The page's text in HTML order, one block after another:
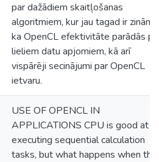
par dažādiem skaitļošanas
algoritmiem, kur jau tagad ir
ka OpenCL efektivitāte parādās
lieliem datu apjomiem, kā arī
vispārēji secinājumi par OpenCL
ietvaru.
USE OF OPENCL IN
APPLICATIONS CPU is good at
executing sequential calculation
tasks, but what happens when the